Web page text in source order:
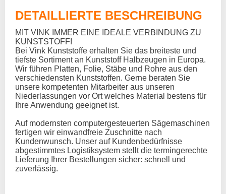
DETAILLIERTE BESCHREIBUNG
MIT VINK IMMER EINE IDEALE VERBINDUNG ZU
KUNSTSTOFF!
Bei Vink Kunststoffe erhalten Sie das breiteste und
tiefste Sortiment an Kunststoff Halbzeugen in Europa.
Wir führen Platten, Folie, Stäbe und Rohre aus den
verschiedensten Kunststoffen. Gerne beraten Sie
unsere kompetenten Mitarbeiter aus unseren
Niederlassungen vor Ort welches Material bestens für
Ihre Anwendung geeignet ist.
Auf modernsten computergesteuerten Sägemaschinen
fertigen wir einwandfreie Zuschnitte nach
Kundenwunsch. Unser auf Kundenbedürfnisse
abgestimmtes Logistiksystem stellt die termingerechte
Lieferung Ihrer Bestellungen sicher: schnell und
zuverlässig.